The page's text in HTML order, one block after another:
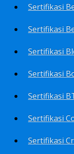
Sertifikasi
Sertifikasi
Sertifikasi
Sertifikasi